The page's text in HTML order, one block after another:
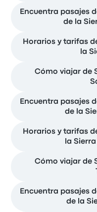
Encuentra pasajes
de la
Horarios y tarifas
la
Cómo viajar de
Encuentra pasajes
de la
Horarios y tarifas
la
Cómo viajar de
Encuentra pasajes
de la